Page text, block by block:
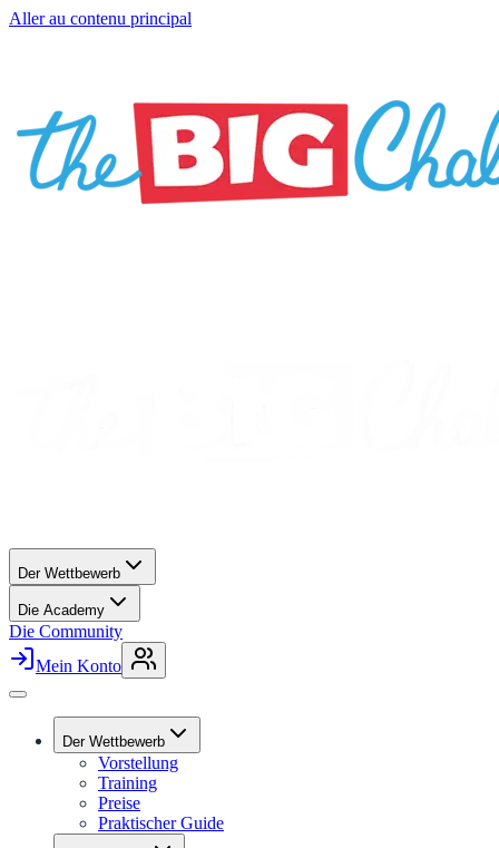
Aller au contenu principal
Der Wettbewerb
Die Academy
Die Community
Mein Konto
Der Wettbewerb
Vorstellung
Training
Preise
Praktischer Guide